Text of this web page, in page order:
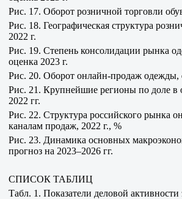
Рис. 17. Оборот розничной торговли
Рис. 18. Географическая структура
2022 г.
Рис. 19. Степень консолидации рынка
оценка 2023 г.
Рис. 20. Оборот онлайн-продаж одежды,
Рис. 21. Крупнейшие регионы по доле в
2022 гг.
Рис. 22. Структура российского рынка
каналам продаж, 2022 г., %
Рис. 23. Динамика основных
прогноз на 2023–2026 гг.
СПИСОК ТАБЛИЦ
Табл. 1. Показатели деловой